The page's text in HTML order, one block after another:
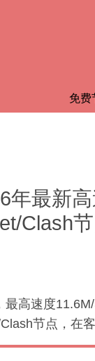
免费
年最新
Clash
高速度
节点，在